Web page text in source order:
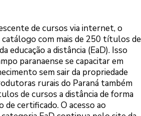
de cursos via internet, o
catálogo com mais de 250 títulos de
educação a distância (EaD). Isso
paranaense se capacitar em
sem sair da propriedade
rurais do Paraná também
de cursos a distância de forma
de certificado. O acesso ao